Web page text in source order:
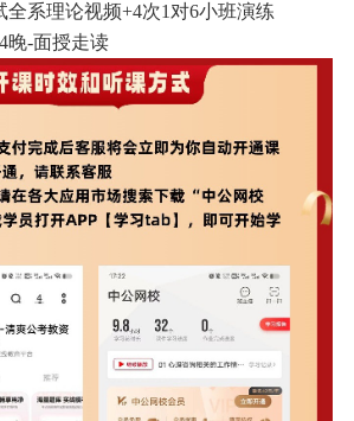
全系理论视频+4次1对6小班演练
晚-面授走读